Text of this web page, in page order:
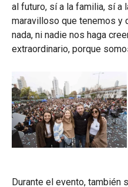
al futuro, sí a la familia, sí a
maravilloso que tenemos y
nada, ni nadie nos haga
extraordinario, porque
Durante el evento, también